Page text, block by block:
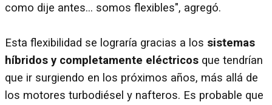
como dije antes... somos flexibles", agregó.
Esta flexibilidad se lograría gracias a los sistemas
híbridos y completamente eléctricos que tendrían
que ir surgiendo en los próximos años, más allá de
los motores turbodiésel y nafteros. Es probable que